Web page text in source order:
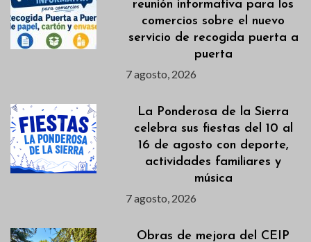
reunión informativa para los
comercios sobre el nuevo
servicio de recogida puerta a
puerta
7 agosto, 2026
La Ponderosa de la Sierra
celebra sus fiestas del 10 al
16 de agosto con deporte,
actividades familiares y
música
7 agosto, 2026
Obras de mejora del CEIP